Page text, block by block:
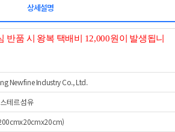
상세설명
반품 시 왕복 택배비 12,000원이 발생됩니
Newfine Industry Co., Ltd.
테르 섬유